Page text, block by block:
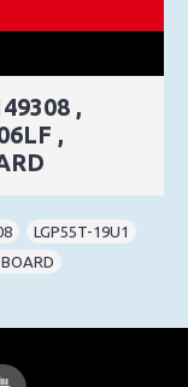
,
,
LGP55T-19U1